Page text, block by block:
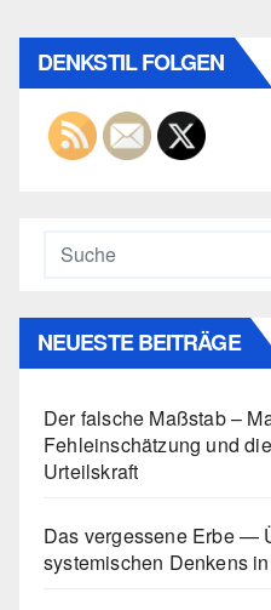
DENKSTIL FOLGEN
NEUESTE BEITRÄGE
Der falsche Maßstab –
Fehleinschätzung und
Urteilskraft
Das vergessene Erbe —
systemischen Denkens